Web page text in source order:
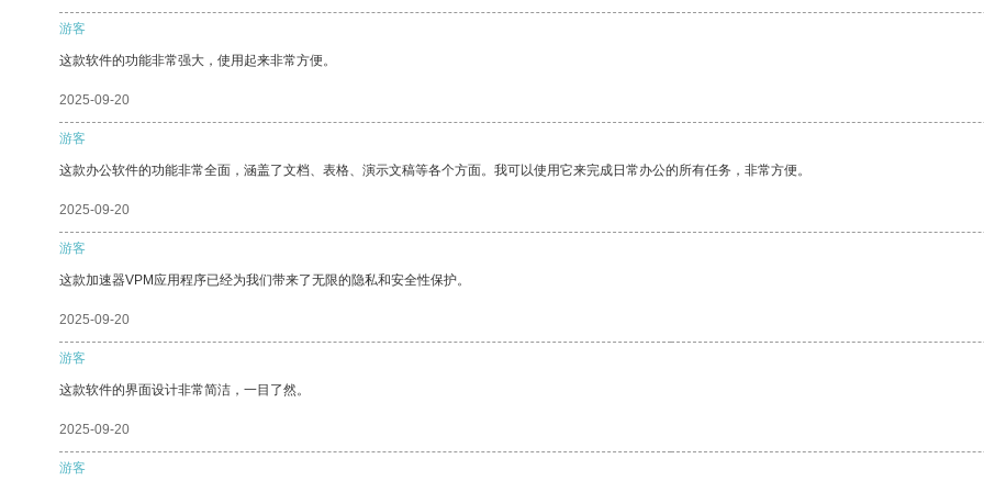
游客
这款软件的功能非常强大，使用起来非常方便。
2025-09-20
游客
这款办公软件的功能非常全面，涵盖了文档、表格、演示文稿等各个方面。我可以使用它来完成日常办公的所有任务，非常方便。
2025-09-20
游客
这款加速器VPM应用程序已经为我们带来了无限的隐私和安全性保护。
2025-09-20
游客
这款软件的界面设计非常简洁，一目了然。
2025-09-20
游客